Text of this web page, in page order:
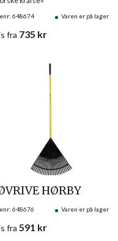
648674 Varen er på lager
fra 735 kr
HØRBY
648676 Varen er på lager
fra 591 kr